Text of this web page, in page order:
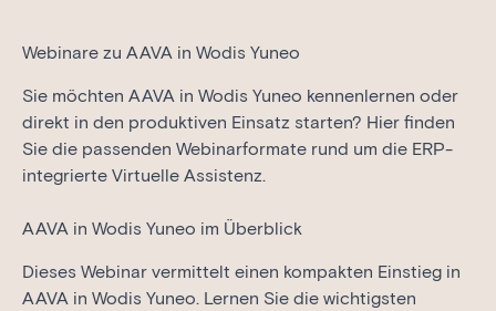
Webinare zu AAVA in Wodis Yuneo
Sie möchten AAVA in Wodis Yuneo kennenlernen oder
direkt in den produktiven Einsatz starten? Hier finden
Sie die passenden Webinarformate rund um die ERP-
integrierte Virtuelle Assistenz.
AAVA in Wodis Yuneo im Überblick
Dieses Webinar vermittelt einen kompakten Einstieg in
AAVA in Wodis Yuneo. Lernen Sie die wichtigsten